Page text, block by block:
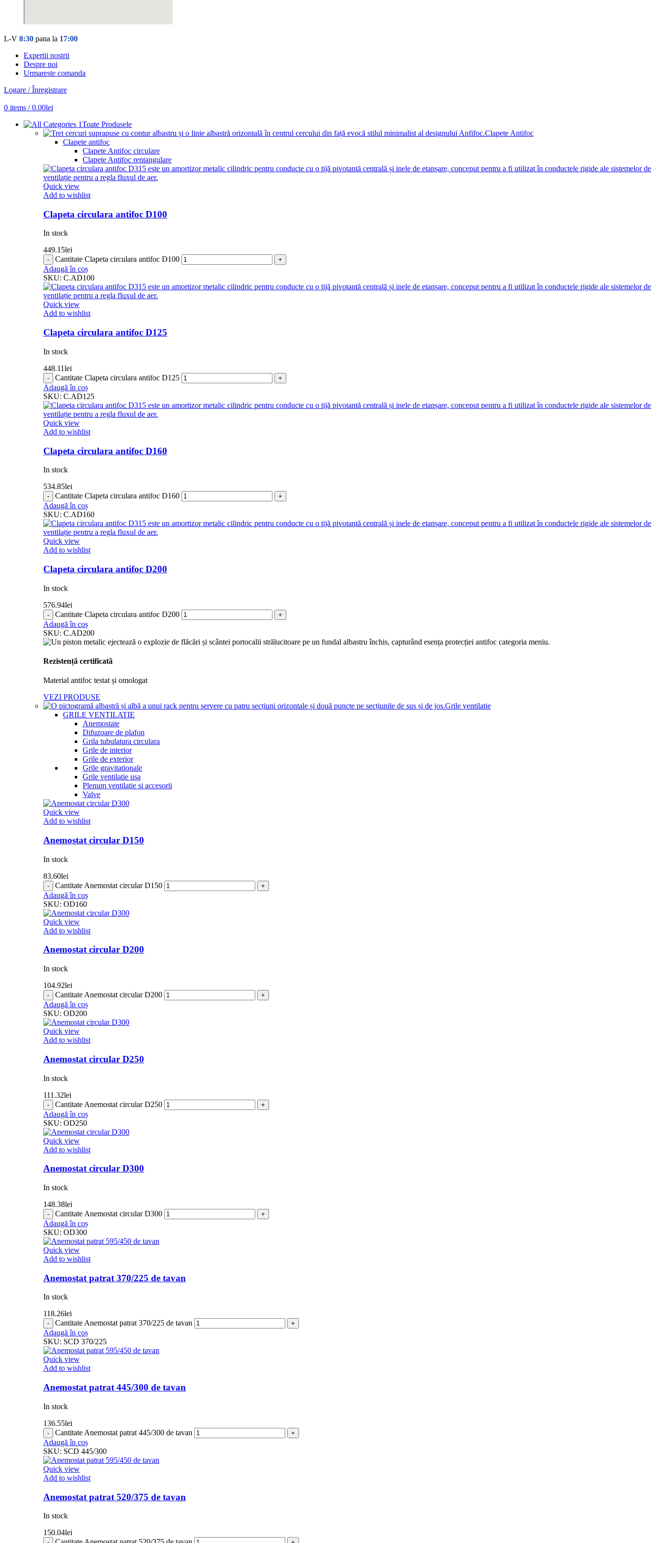
L-V 8:30 pana la 17:00
Expertii nostrii
Despre noi
Urmareste comanda
Logare / Înregistrare
0 items / 0.00lei
Toate Produsele
Clapete Antifoc
Clapete antifoc
Clapete Antifoc circulare
Clapete Antifoc rentangulare
Quick view
Add to wishlist
Clapeta circulara antifoc D100
In stock
449.15lei
Cantitate Clapeta circulara antifoc D100
Adaugă în coș
SKU: C.AD100
Quick view
Add to wishlist
Clapeta circulara antifoc D125
In stock
448.11lei
Cantitate Clapeta circulara antifoc D125
Adaugă în coș
SKU: C.AD125
Quick view
Add to wishlist
Clapeta circulara antifoc D160
In stock
534.85lei
Cantitate Clapeta circulara antifoc D160
Adaugă în coș
SKU: C.AD160
Quick view
Add to wishlist
Clapeta circulara antifoc D200
In stock
576.94lei
Cantitate Clapeta circulara antifoc D200
Adaugă în coș
SKU: C.AD200
Rezistență certificată
Material antifoc testat și omologat
VEZI PRODUSE
Grile ventilatie
GRILE VENTILATIE
Anemostate
Difuzoare de plafon
Grila tubulatura circulara
Grile de interior
Grile de exterior
Grile gravitationale
Grile ventilatie usa
Plenum ventilatie si accesorii
Valve
Quick view
Add to wishlist
Anemostat circular D150
In stock
83.60lei
Cantitate Anemostat circular D150
Adaugă în coș
SKU: OD160
Quick view
Add to wishlist
Anemostat circular D200
In stock
104.92lei
Cantitate Anemostat circular D200
Adaugă în coș
SKU: OD200
Quick view
Add to wishlist
Anemostat circular D250
In stock
111.32lei
Cantitate Anemostat circular D250
Adaugă în coș
SKU: OD250
Quick view
Add to wishlist
Anemostat circular D300
In stock
148.38lei
Cantitate Anemostat circular D300
Adaugă în coș
SKU: OD300
Quick view
Add to wishlist
Anemostat patrat 370/225 de tavan
In stock
118.26lei
Cantitate Anemostat patrat 370/225 de tavan
Adaugă în coș
SKU: SCD 370/225
Quick view
Add to wishlist
Anemostat patrat 445/300 de tavan
In stock
136.55lei
Cantitate Anemostat patrat 445/300 de tavan
Adaugă în coș
SKU: SCD 445/300
Quick view
Add to wishlist
Anemostat patrat 520/375 de tavan
In stock
150.04lei